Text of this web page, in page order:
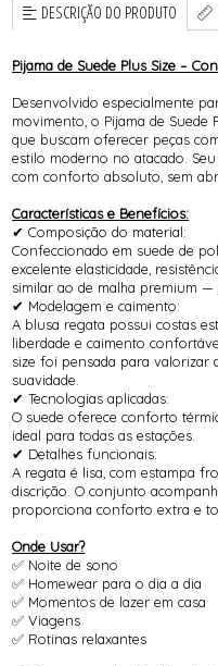
DESCRIÇÃO DO PRODUTO
Pijama de Suede Plus Size –
Desenvolvido especialmente
movimento, o Pijama de Suede
que buscam oferecer peças
estilo moderno no atacado.
com conforto absoluto, sem
Características e Benefícios:
✔ Composição do material:
Confeccionado em suede de
excelente elasticidade,
similar ao de malha premium —
✔ Modelagem e caimento:
A blusa regata possui costas
liberdade e caimento
size foi pensada para valorizar
suavidade.
✔ Tecnologias aplicadas:
O suede oferece conforto
ideal para todas as estações.
✔ Detalhes funcionais:
A regata é lisa, com estampa
discrição. O conjunto
proporciona conforto extra e
Onde Usar?
✅ Noite de sono
✅ Homewear para o dia a dia
✅ Momentos de lazer em casa
✅ Viagens
✅ Rotinas relaxantes